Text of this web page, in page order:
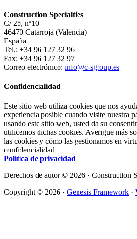
Construction Specialties
C/ 25, nº10
46470 Catarroja (Valencia)
España
Tel.: +34 96 127 32 96
Fax: +34 96 127 32 97
Correo electrónico: info@c-sgroup.es
Confidencialidad
Este sitio web utiliza cookies que nos
experiencia posible cuando visite nuestra
usando este sitio web, usted da su
utilicemos dichas cookies. Averigüe más
las cookies y cómo las gestionamos en
confidencialidad.
Política de privacidad
Derechos de autor © 2026 · Construction
Copyright © 2026 · Genesis Framework ·